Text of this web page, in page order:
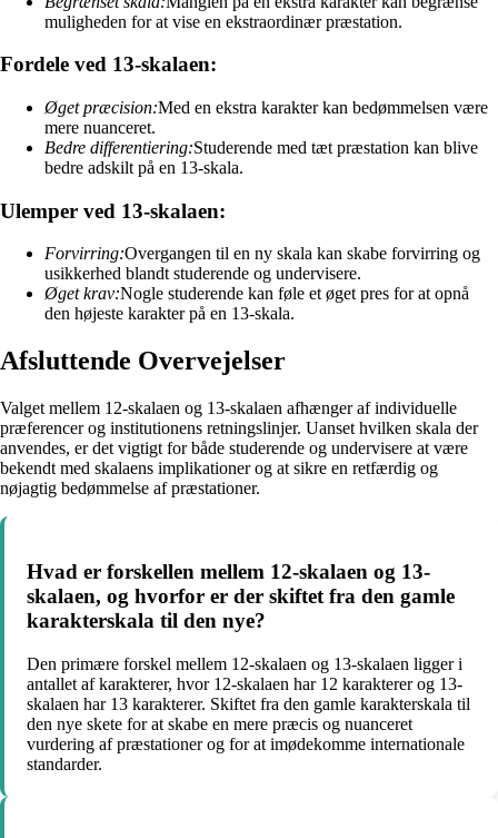
muligheden for at vise en ekstraordinær præstation.
Fordele ved 13-skalaen:
Øget præcision:Med en ekstra karakter kan bedømmelsen være
mere nuanceret.
Bedre differentiering:Studerende med tæt præstation kan blive
bedre adskilt på en 13-skala.
Ulemper ved 13-skalaen:
Forvirring:Overgangen til en ny skala kan skabe forvirring og
usikkerhed blandt studerende og undervisere.
Øget krav:Nogle studerende kan føle et øget pres for at opnå
den højeste karakter på en 13-skala.
Afsluttende Overvejelser
Valget mellem 12-skalaen og 13-skalaen afhænger af individuelle
præferencer og institutionens retningslinjer. Uanset hvilken skala der
anvendes, er det vigtigt for både studerende og undervisere at være
bekendt med skalaens implikationer og at sikre en retfærdig og
nøjagtig bedømmelse af præstationer.
Hvad er forskellen mellem 12-skalaen og 13-
skalaen, og hvorfor er der skiftet fra den gamle
karakterskala til den nye?
Den primære forskel mellem 12-skalaen og 13-skalaen ligger i
antallet af karakterer, hvor 12-skalaen har 12 karakterer og 13-
skalaen har 13 karakterer. Skiftet fra den gamle karakterskala til
den nye skete for at skabe en mere præcis og nuanceret
vurdering af præstationer og for at imødekomme internationale
standarder.